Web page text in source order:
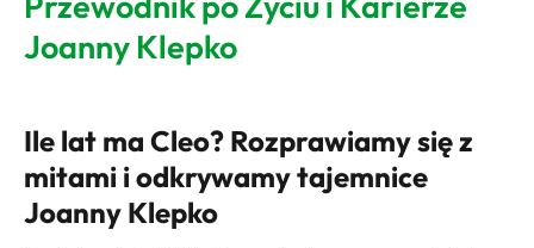
Joanny Klepko
Ile lat ma Cleo? Rozprawiamy się z
mitami i odkrywamy tajemnice
Joanny Klepko